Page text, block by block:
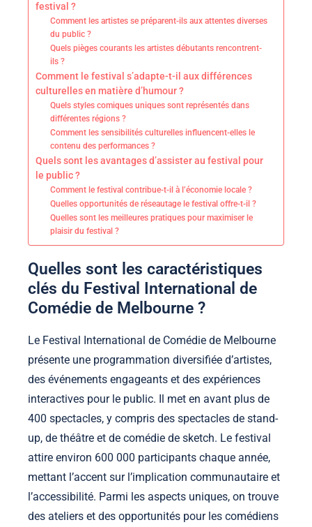
festival ?
Comment les artistes se préparent-ils aux attentes diverses
du public ?
Quels pièges courants les artistes débutants rencontrent-
ils ?
Comment le festival s’adapte-t-il aux différences
culturelles en matière d’humour ?
Quels styles comiques uniques sont représentés dans
différentes régions ?
Comment les sensibilités culturelles influencent-elles le
contenu des performances ?
Quels sont les avantages d’assister au festival pour
le public ?
Comment le festival contribue-t-il à l’économie locale ?
Quelles opportunités de réseautage le festival offre-t-il ?
Quelles sont les meilleures pratiques pour maximiser le
plaisir du festival ?
Quelles sont les caractéristiques
clés du Festival International de
Comédie de Melbourne ?
Le Festival International de Comédie de Melbourne
présente une programmation diversifiée d’artistes,
des événements engageants et des expériences
interactives pour le public. Il met en avant plus de
400 spectacles, y compris des spectacles de stand-
up, de théâtre et de comédie de sketch. Le festival
attire environ 600 000 participants chaque année,
mettant l’accent sur l’implication communautaire et
l’accessibilité. Parmi les aspects uniques, on trouve
des ateliers et des opportunités pour les comédiens